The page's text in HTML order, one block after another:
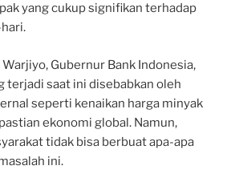
yang cukup signifikan terhadap
Gubernur Bank Indonesia,
terjadi saat ini disebabkan oleh
seperti kenaikan harga minyak
ekonomi global. Namun,
tidak bisa berbuat apa-apa
ini.